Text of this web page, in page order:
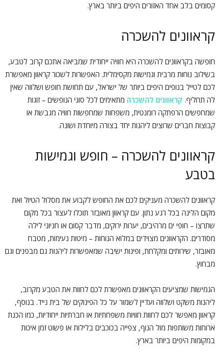
קסומים בלב אחד האזורים היפים ביותר בארץ.
קראוונים להשכרה
חופשה בקראוונים להשכרה היא חוויה ייחודית שמביאה אתכם קרוב לטבע,
בשילוב נוחות מרבית וגמישות מקסימלית. האפשרות לשכור קראוון מאפשרת
לכם לטייל בנופים היפים ביותר של ישראל, עם תחושת חופש ושלווה שאין
לה תחליף. קראוונים להשכרה מתאימים לכל סוגי הנופשים – זוגות
שמחפשים הרפתקה רומנטית, משפחות שמחפשות חוויה מגבשת או
קבוצות חברים שרוצים ליהנות יחד בצורה מיוחדת ושונה.
קראוונים להשכרה – חופש וגמישות
בטבע
קראוונים להשכרה מעניקים לכם את החופש לקבוע את מסלול הטיול ואת
מקום הלינה בכל רגע נתון. עם קראוון מאובזר תוכלו לעצור בכל מקום
שתרצו – חופי ים מרהיבים, יערות ירוקים, מדבר קסום או חניוני לילה
מסודרים. הקראוונים מצוידים במלוא הנוחות – מיטות נעימות, מטבח
מאובזר, שירותים ומקלחת, ופינות ישיבה שמאפשרות ליהנות גם מבפנים וגם
מבחוץ.
הגמישות שמציעים הקראוונים מאפשרת לכם לחוות את הטבע מקרוב,
ליהנות משקט ושלווה ועדיין לשמור על כל הפינוקים של בית נייד. בנוסף,
קראוון מאפשר לכם לחוות חוויות משפחתיות או חברתיות ייחודיות, כמו הכנת
ארוחות משותפות מול הנוף, צפייה בכוכבים בלילות או פשוט זמן איכות
במקומות היפים ביותר בארץ.